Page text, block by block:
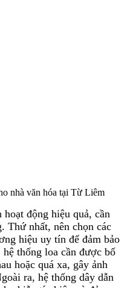
nhà văn hóa tại Từ Liêm
động hiệu quả, cần
Thứ nhất, nên chọn các
hiệu uy tín để đảm bảo
thống loa cần được bố
hoặc quá xa, gây ảnh
ra, hệ thống dây dẫn